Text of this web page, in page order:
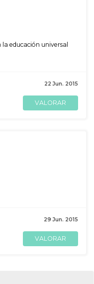
educación universal
22 Jun. 2015
VALORAR
29 Jun. 2015
VALORAR